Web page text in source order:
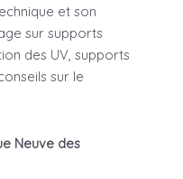
et son
sur supports
des UV, supports
sur le
Neuve des